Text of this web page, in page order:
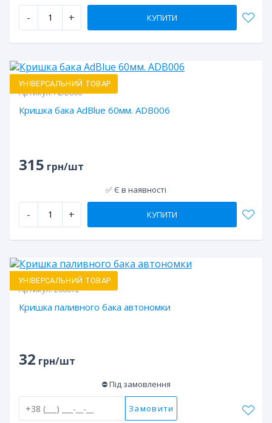
- + КУПИТИ
УНІВЕРСАЛЬНИЙ ТОВАР
Артикул:ADB006
Кришка бака AdBlue 60мм. ADB006
315 грн/шт
✅ Є в наявності
- + КУПИТИ
УНІВЕРСАЛЬНИЙ ТОВАР
Артикул:266072
Кришка паливного бака автономки
32 грн/шт
⛔ Під замовлення
Замовити